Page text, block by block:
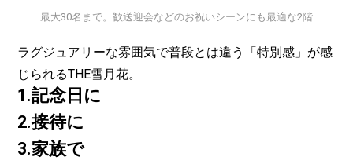
最大30名まで。歓送迎会などのお祝いシーンにも最適な2階
ラグジュアリーな雰囲気で普段とは違う「特別感」が感
じられるTHE雪月花。
1.記念日に
2.接待に
3.家族で